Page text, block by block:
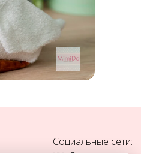
Социальные сети: